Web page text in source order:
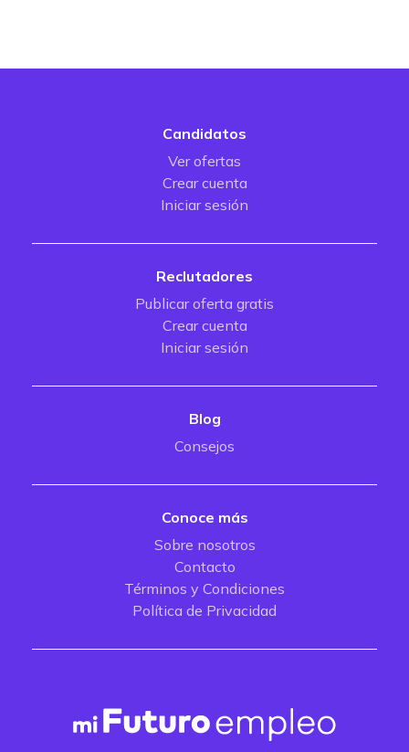
Candidatos
Ver ofertas
Crear cuenta
Iniciar sesión
Reclutadores
Publicar oferta gratis
Crear cuenta
Iniciar sesión
Blog
Consejos
Conoce más
Sobre nosotros
Contacto
Términos y Condiciones
Política de Privacidad